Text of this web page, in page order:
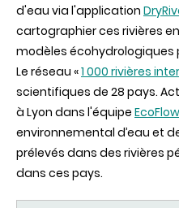
d'eau via l'application
cartographier ces rivières
modèles écohydrologiques
Le réseau «1 000 rivières
scientifiques de 28 pays.
à Lyon dans l'équipe
environnemental d’eau et
prélevés dans des rivières
dans ces pays.